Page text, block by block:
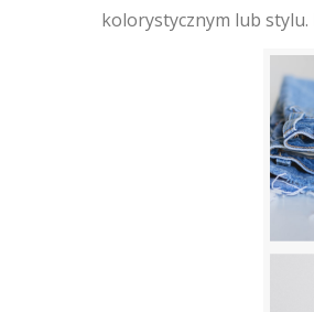
kolorystycznym lub